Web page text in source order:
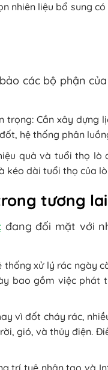
nhiên liệu bổ sung
các bộ phận
trọng: Cần xây
hệ thống phân
quả và tuổi thọ
kéo dài tuổi thọ của
tương lai
đang đối mặt với
thống xử lý rác ngày
bao gồm việc phát
vì đốt cháy rác,
gió, và thủy điện.
trí tuệ nhân tạo và